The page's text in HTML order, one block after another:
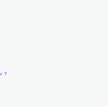
?